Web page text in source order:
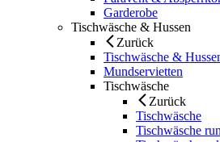
Garderobe
Tischwäsche & Hussen
Zurück
Tischwäsche &
Mundservietten
Tischwäsche
Zurück
Tischwäsche
Tischwäsche